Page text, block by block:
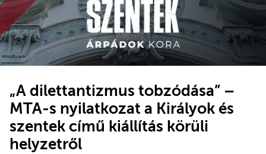
„A dilettantizmus tobzódása” –
MTA-s nyilatkozat a Királyok és
szentek című kiállítás körüli
helyzetről